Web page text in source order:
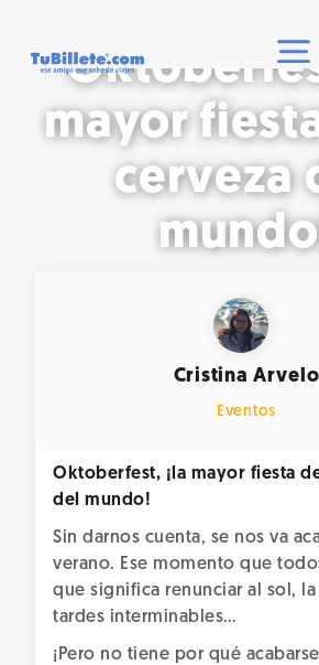
mayor
cerveza
Cristina Arvelo
Eventos
Oktoberfest, ¡la mayor fiesta
del mundo!
Sin darnos cuenta, se nos va
verano. Ese momento que
que significa renunciar al sol, la
tardes interminables…
¡Pero no tiene por qué